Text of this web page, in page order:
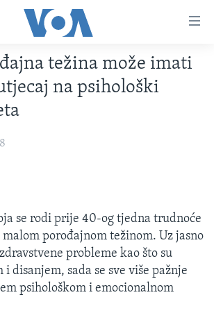
DRŽAVE
težina može imati
na psihološki
se rodi prije 40-og tjedna trudnoće
malom porođajnom težinom. Uz jasno
probleme kao što su
disanjem, sada se sve više pažnje
psihološkom i emocionalnom